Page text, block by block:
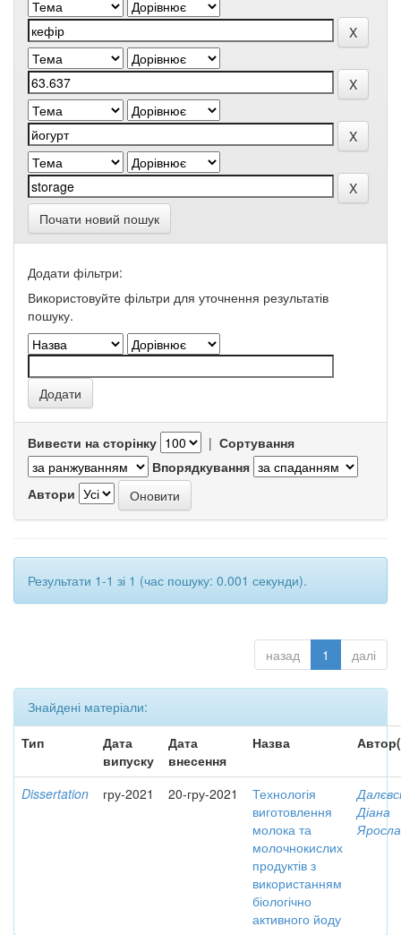
Почати новий пошук
Додати фільтри:
Використовуйте фільтри для уточнення результатів
пошуку.
Вивести на сторінку | Сортування
Впорядкування
Автори
Результати 1-1 зі 1 (час пошуку: 0.001 секунди).
назад 1 далі
Знайдені матеріали:
Тип
Дата
випуску
Дата
внесення
Назва
Dissertation гру-2021 20-гру-2021
Технологія
виготовлення
молока та
молочнокислих
продуктів з
використанням
біологічно
активного йоду
Діана